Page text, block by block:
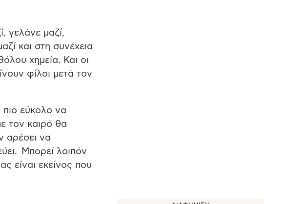
γελάνε μαζί,
και στη συνέχεια
χημεία. Και οι
φίλοι μετά τον
πιο εύκολο να
τον καιρό θα
αρέσει να
Μπορεί λοιπόν
είναι εκείνος που